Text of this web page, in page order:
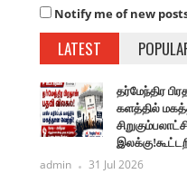
Notify me of new
LATEST
தர்மேந்திர
களத்தில்
admin 31 Jul 2026